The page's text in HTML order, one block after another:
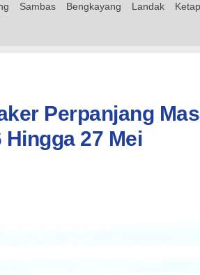
Sambas Bengkayang Landak
Perpanjang
Hingga 27 Mei